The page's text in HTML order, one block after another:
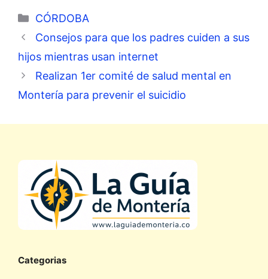
Categorías
CÓRDOBA
Consejos para que los padres cuiden a sus
hijos mientras usan internet
Realizan 1er comité de salud mental en
Montería para prevenir el suicidio
Categorias